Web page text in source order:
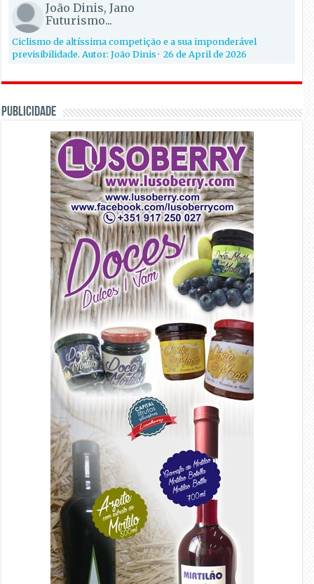
João Dinis, Jano
Futurismo...
Ciclismo de altíssima competição e a sua imponderável
previsibilidade. Autor: João Dinis·26 de April de 2026
PUBLICIDADE